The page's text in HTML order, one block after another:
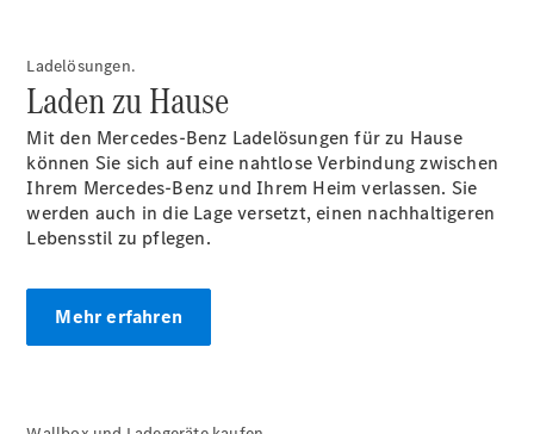
Marco Polo
Limousinen
Der
Ladelösungen.
Laden zu Hause
Mit den Mercedes-Benz Ladelösungen für zu Hause
können Sie sich auf eine nahtlose Verbindung zwischen
Ihrem Mercedes-Benz und Ihrem Heim verlassen. Sie
werden auch in die Lage versetzt, einen nachhaltigeren
Lebensstil zu pflegen.
Mehr erfahren